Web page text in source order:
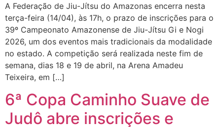
A Federação de Jiu-Jítsu do Amazonas encerra nesta
terça-feira (14/04), às 17h, o prazo de inscrições para o
39º Campeonato Amazonense de Jiu-Jítsu Gi e Nogi
2026, um dos eventos mais tradicionais da modalidade
no estado. A competição será realizada neste fim de
semana, dias 18 e 19 de abril, na Arena Amadeu
Teixeira, em […]
6ª Copa Caminho Suave de
Judô abre inscrições e